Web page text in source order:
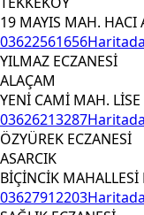
19 MAYIS MAH. HACI
03622561656
YILMAZ ECZANESİ
ALAÇAM
YENİ CAMİ MAH.
03626213287
ÖZYÜREK ECZANESİ
ASARCIK
BİÇİNCİK MAHALLESİ
03627912203